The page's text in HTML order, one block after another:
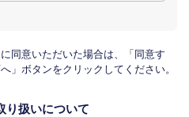
同意いただいた場合は、「同意す
」ボタンをクリックしてください。
り扱いについて